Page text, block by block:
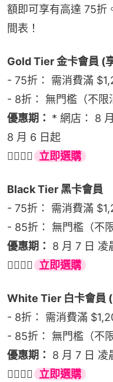
額即可享有高達 75折
間表！
Gold Tier 金卡會員 (
- 75折： 需消費滿
- 8折： 無門檻（不限
優惠期： * 網店： 8
8 月 6 日起
👉🏻👉🏻
立即選購
Black Tier 黑卡會員
- 75折： 需消費滿
- 85折： 無門檻（不
優惠期：
8 月 7 日 凌
👉🏻👉🏻
立即選購
White Tier 白卡會員
- 8折： 需消費滿
- 85折： 無門檻（不
優惠期：
8 月 7 日 凌
👉🏻👉🏻
立即選購